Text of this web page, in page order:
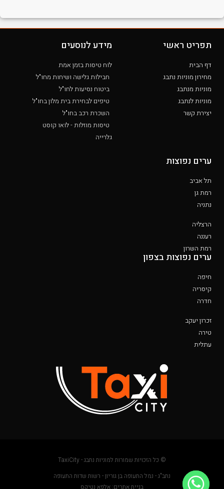
תפריט ראשי
דף הבית
מחירון מוניות נתבג
מוניות מנתבג
מוניות לנתבג
יצירת קשר
מידע לנוסעים
לוח טיסות בזמן אמת
חבילות גלישה ושיחות מחו"ל
ביטוח נסיעות לחו"ל
טיפים לבחירת בית מלון בחו"ל
השכרת רכב בחו"ל
טיסות מוזלות - לואו קוסט
גלרייה
ערים נפוצות
תל אביב
רמת גן
נתניה
הרצליה
רעננה
רמת השרון
ערים נפוצות בצפון
חיפה
קיסריה
חדרה
זכרון יעקב
טירה
עתלית
© כל הזכויות שמורות למוניות נתבג - TaxiCity
נתב"ג - נמל התעופה בן גוריון - רשות שדות התעופה
בניית אתרים: אלפא נטיקס